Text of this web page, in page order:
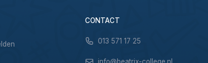
CONTACT
013 571 17 25